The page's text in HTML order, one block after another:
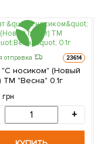
отправка 23614
"С носиком" (Новый
ТМ "Весна" 0.1г
грн
+